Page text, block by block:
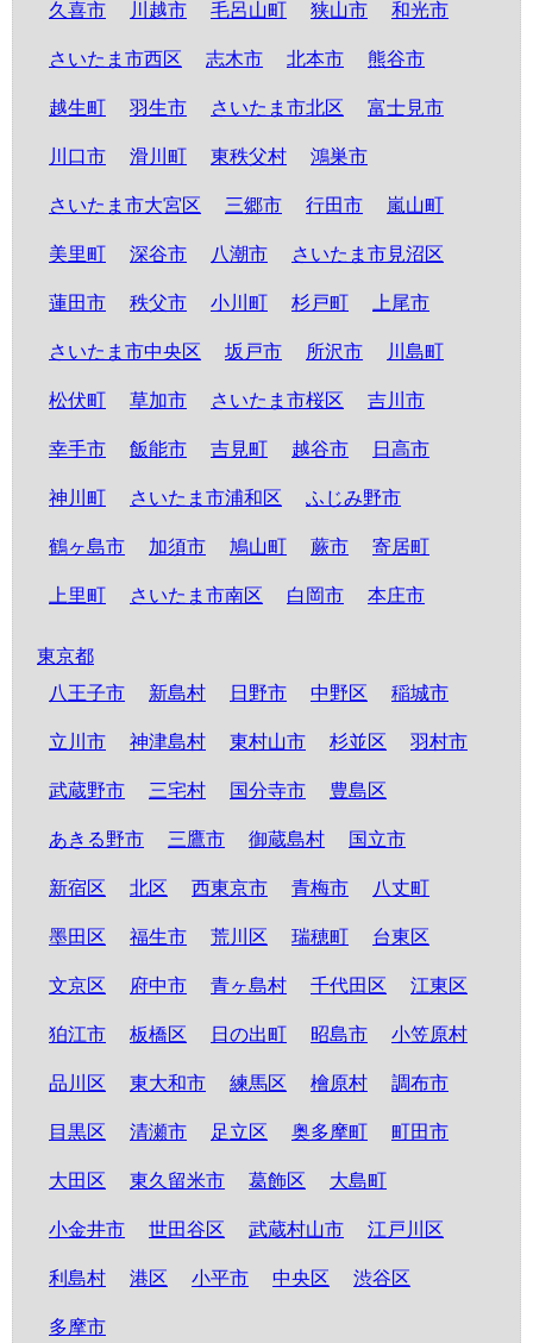
久喜市 川越市 毛呂山町 狭山市 和光市
さいたま市西区 志木市 北本市 熊谷市
越生町 羽生市 さいたま市北区 富士見市
川口市 滑川町 東秩父村 鴻巣市
さいたま市大宮区 三郷市 行田市 嵐山町
美里町 深谷市 八潮市 さいたま市見沼区
蓮田市 秩父市 小川町 杉戸町 上尾市
さいたま市中央区 坂戸市 所沢市 川島町
松伏町 草加市 さいたま市桜区 吉川市
幸手市 飯能市 吉見町 越谷市 日高市
神川町 さいたま市浦和区 ふじみ野市
鶴ヶ島市 加須市 鳩山町 蕨市 寄居町
上里町 さいたま市南区 白岡市 本庄市
東京都
八王子市
新島村 日野市 中野区 稲城市
立川市 神津島村 東村山市 杉並区 羽村市
武蔵野市 三宅村 国分寺市 豊島区
あきる野市 三鷹市 御蔵島村 国立市
新宿区 北区 西東京市 青梅市 八丈町
墨田区 福生市 荒川区 瑞穂町 台東区
文京区 府中市 青ヶ島村 千代田区 江東区
狛江市 板橋区 日の出町 昭島市 小笠原村
品川区 東大和市 練馬区 檜原村 調布市
目黒区 清瀬市 足立区 奥多摩町 町田市
大田区 東久留米市 葛飾区 大島町
小金井市 世田谷区 武蔵村山市 江戸川区
利島村 港区 小平市 中央区 渋谷区
多摩市